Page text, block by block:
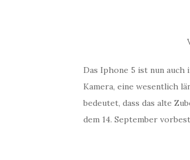
Das Iphone 5 ist nun
Kamera, eine wesentlich
bedeutet, dass das alte
dem 14. September